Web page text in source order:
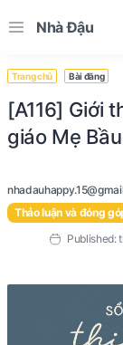
Nhà Đậu
Trang chủ Bài đăng
[A116] Giới
giáo Mẹ
Thảo luận và đóng